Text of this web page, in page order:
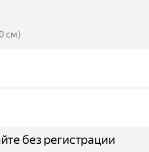
см)
без регистрации